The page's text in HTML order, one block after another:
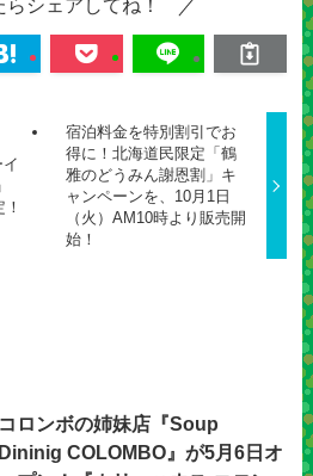
らシェアしてね！
宿泊料金を特別割引でお
得に！北海道民限定「鶴
雅のどうみん謝恩割」キ
ャンペーンを、10月1日
（火）AM10時より販売開
始！
コロンボの姉妹店『Soup
Dininig COLOMBO』が5月6日オ